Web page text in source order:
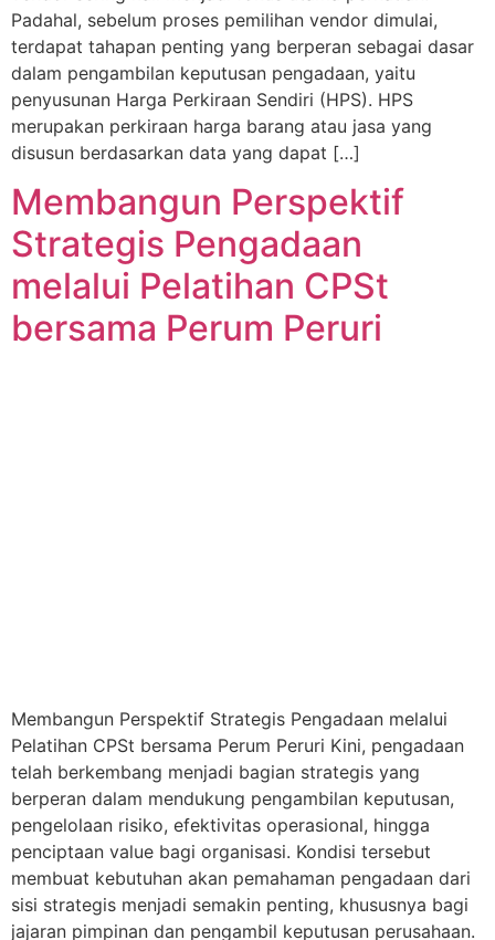
Padahal, sebelum proses pemilihan vendor dimulai,
terdapat tahapan penting yang berperan sebagai dasar
dalam pengambilan keputusan pengadaan, yaitu
penyusunan Harga Perkiraan Sendiri (HPS). HPS
merupakan perkiraan harga barang atau jasa yang
disusun berdasarkan data yang dapat […]
Membangun Perspektif
Strategis Pengadaan
melalui Pelatihan CPSt
bersama Perum Peruri
Membangun Perspektif Strategis Pengadaan melalui
Pelatihan CPSt bersama Perum Peruri Kini, pengadaan
telah berkembang menjadi bagian strategis yang
berperan dalam mendukung pengambilan keputusan,
pengelolaan risiko, efektivitas operasional, hingga
penciptaan value bagi organisasi. Kondisi tersebut
membuat kebutuhan akan pemahaman pengadaan dari
sisi strategis menjadi semakin penting, khususnya bagi
jajaran pimpinan dan pengambil keputusan perusahaan.